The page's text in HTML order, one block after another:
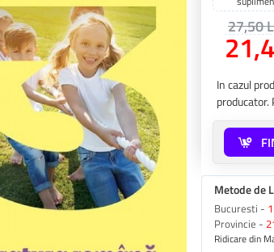
27,50
In cazul
producator.
Metode de
Bucuresti -
Provincie -
Ridicare din